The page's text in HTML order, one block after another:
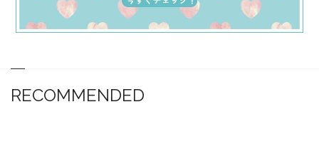
RECOMMENDED